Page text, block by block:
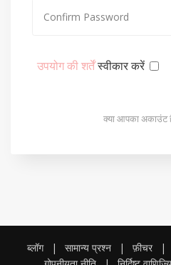
उपयोग की शर्तेंस्वीकार करें
क्या आपका अकाउंट
ब्लॉग | सामान्य प्रश्न | फ़ीचर |